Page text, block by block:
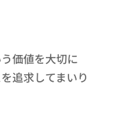
価値を大切に
追求してまいり